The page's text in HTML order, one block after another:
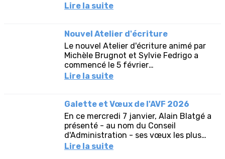
Lire la suite
Nouvel Atelier d'écriture
Le nouvel Atelier d'écriture animé par
Michèle Brugnot et Sylvie Fedrigo a
commencé le 5 février
2026.Atmosphère studieuse pour la
Lire la suite
Galette et Vœux de l'AVF 2026
En ce mercredi 7 janvier, Alain Blatgé a
présenté - au nom du Conseil
d'Administration - ses vœux les plus
sincères pour cette nouvelle année aux
Lire la suite